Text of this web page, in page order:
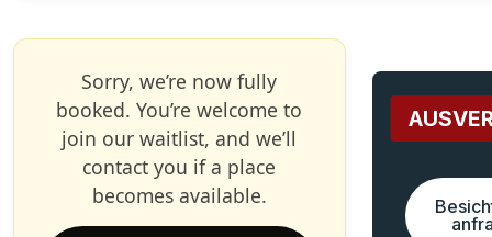
Sorry, we’re now fully
booked. You’re welcome to
join our waitlist, and we’ll
contact you if a place
becomes available.